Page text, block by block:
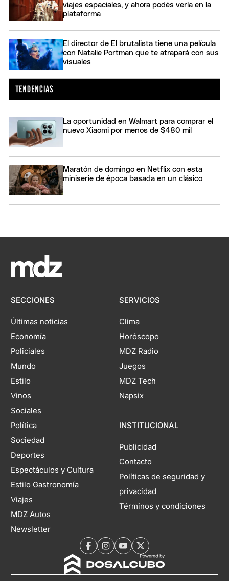
viajes espaciales, y ahora podés verla en la
plataforma
El director de El brutalista tiene una película
con Natalie Portman que te atrapará con sus
visuales
La oportunidad en Walmart para comprar el
nuevo Xiaomi por menos de $480 mil
Maratón de domingo en Netflix con esta
miniserie de época basada en un clásico
SECCIONES
Últimas noticias
Economía
Policiales
Mundo
Estilo
Vinos
Sociales
Política
Sociedad
Deportes
Espectáculos y Cultura
Estilo Gastronomía
Viajes
MDZ Autos
Newsletter
SERVICIOS
Clima
Horóscopo
MDZ Radio
Juegos
MDZ Tech
Napsix
INSTITUCIONAL
Publicidad
Contacto
Políticas de seguridad y
privacidad
Términos y condiciones